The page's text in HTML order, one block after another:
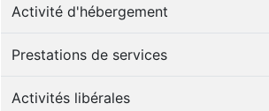
Activité d'hébergement
Prestations de services
Activités libérales